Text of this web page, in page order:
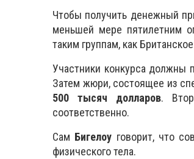
Чтобы получить денежный
меньшей мере пятилетним
таким группам, как
Участники конкурса должны
Затем жюри, состоящее из
500 тысяч долларов.
соответственно.
Сам Бигелоу говорит, что
физического тела.